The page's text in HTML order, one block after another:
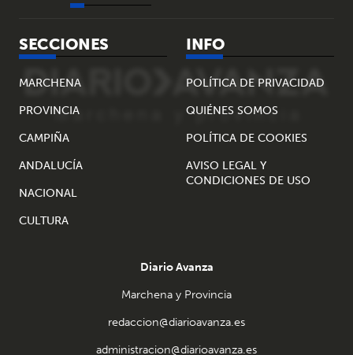
SECCIONES
MARCHENA
PROVINCIA
CAMPIÑA
ANDALUCÍA
NACIONAL
CULTURA
INFO
POLÍTICA DE PRIVACIDAD
QUIÉNES SOMOS
POLÍTICA DE COOKIES
AVISO LEGAL Y
CONDICIONES DE USO
Diario Avanza
Marchena y Provincia
redaccion@diarioavanza.es
administracion@diarioavanza.es